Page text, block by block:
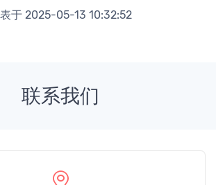
于 2025-05-13 10:32:52
联系我们